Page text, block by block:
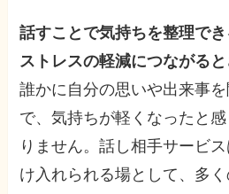
話すことで気持ちを整理で
ストレスの軽減につながると
誰かに自分の思いや出来事
で、気持ちが軽くなったと
りません。話し相手サービ
け入れられる場として、多